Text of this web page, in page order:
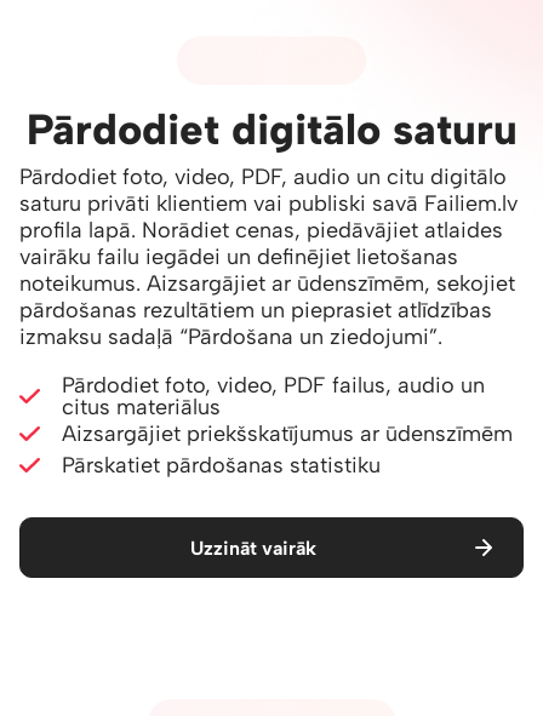
Pārdodiet digitālo saturu
Pārdodiet foto, video, PDF, audio un citu digitālo
saturu privāti klientiem vai publiski savā Failiem.lv
profila lapā. Norādiet cenas, piedāvājiet atlaides
vairāku failu iegādei un definējiet lietošanas
noteikumus. Aizsargājiet ar ūdenszīmēm, sekojiet
pārdošanas rezultātiem un pieprasiet atlīdzības
izmaksu sadaļā “Pārdošana un ziedojumi”.
Pārdodiet foto, video, PDF failus, audio un
citus materiālus
Aizsargājiet priekšskatījumus ar ūdenszīmēm
Pārskatiet pārdošanas statistiku
Uzzināt vairāk